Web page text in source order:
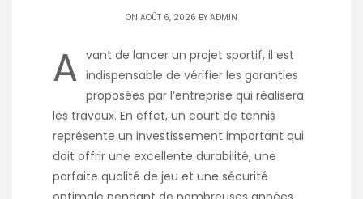
ON AOÛT 6, 2026 BY ADMIN
A vant de lancer un projet sportif, il est
indispensable de vérifier les garanties
proposées par l’entreprise qui réalisera
les travaux. En effet, un court de tennis
représente un investissement important qui
doit offrir une excellente durabilité, une
parfaite qualité de jeu et une sécurité